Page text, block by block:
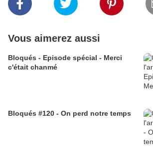
Vous aimerez aussi
Bloqués - Episode spécial - Merci
c'était chanmé
Bloqués #120 - On perd notre temps